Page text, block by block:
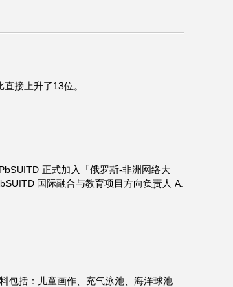
接上升了13位。
正式加入「俄罗斯-非洲网络大
国际融合与教育项目方向负责人 A.
包括：儿童画作、充气泳池、海洋球池